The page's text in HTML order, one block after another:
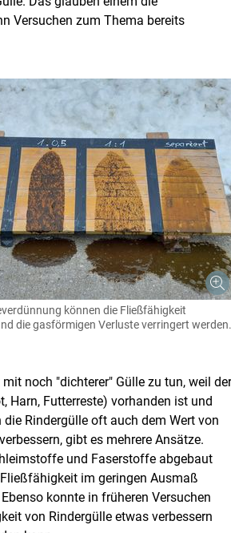
Versuchen zum Thema bereits
können die Fließfähigkeit
die gasförmigen Verluste verringert werden.
noch "dichterer" Gülle zu tun, weil der
Harn, Futterreste) vorhanden ist und
Rindergülle oft auch dem Wert von
gibt es mehrere Ansätze.
und Faserstoffe abgebaut
im geringen Ausmaß
konnte in früheren Versuchen
von Rindergülle etwas verbessern